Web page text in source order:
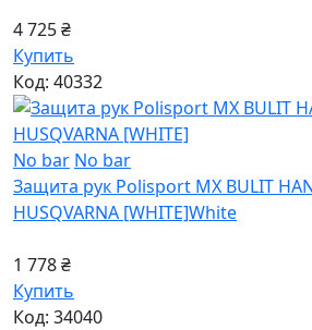
4 725 ₴
Купить
Код: 40332
No bar No bar
Защита рук Polisport MX BULIT
HUSQVARNA [WHITE]White
1 778 ₴
Купить
Код: 34040